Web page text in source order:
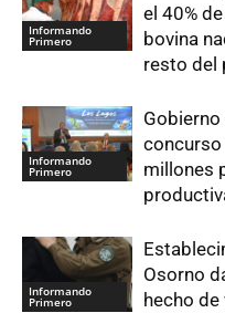
Informando
Primero
el 40%
bovina
resto del
Informando
Primero
Gobierno
millones
Informando
Primero
Osorno
hecho